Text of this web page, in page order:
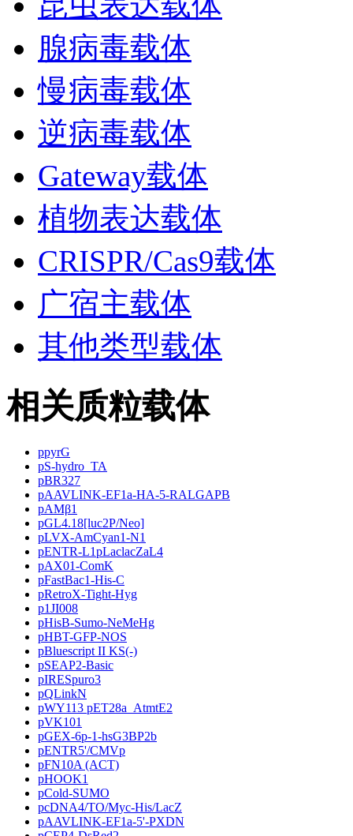
腺病毒载体
慢病毒载体
逆病毒载体
Gateway载体
植物表达载体
CRISPR/Cas9载体
广宿主载体
其他类型载体
相关质粒载体
ppyrG
pS-hydro_TA
pBR327
pAAVLINK-EF1a-HA-5-RALGAPB
pAMβ1
pGL4.18[luc2P/Neo]
pLVX-AmCyan1-N1
pENTR-L1pLaclacZaL4
pAX01-ComK
pFastBac1-His-C
pRetroX-Tight-Hyg
p1JI008
pHisB-Sumo-NeMeHg
pHBT-GFP-NOS
pBluescript II KS(-)
pSEAP2-Basic
pIRESpuro3
pQLinkN
pWY113 pET28a_AtmtE2
pVK101
pGEX-6p-1-hsG3BP2b
pENTR5'/CMVp
pFN10A (ACT)
pHOOK1
pCold-SUMO
pcDNA4/TO/Myc-His/LacZ
pAAVLINK-EF1a-5'-PXDN